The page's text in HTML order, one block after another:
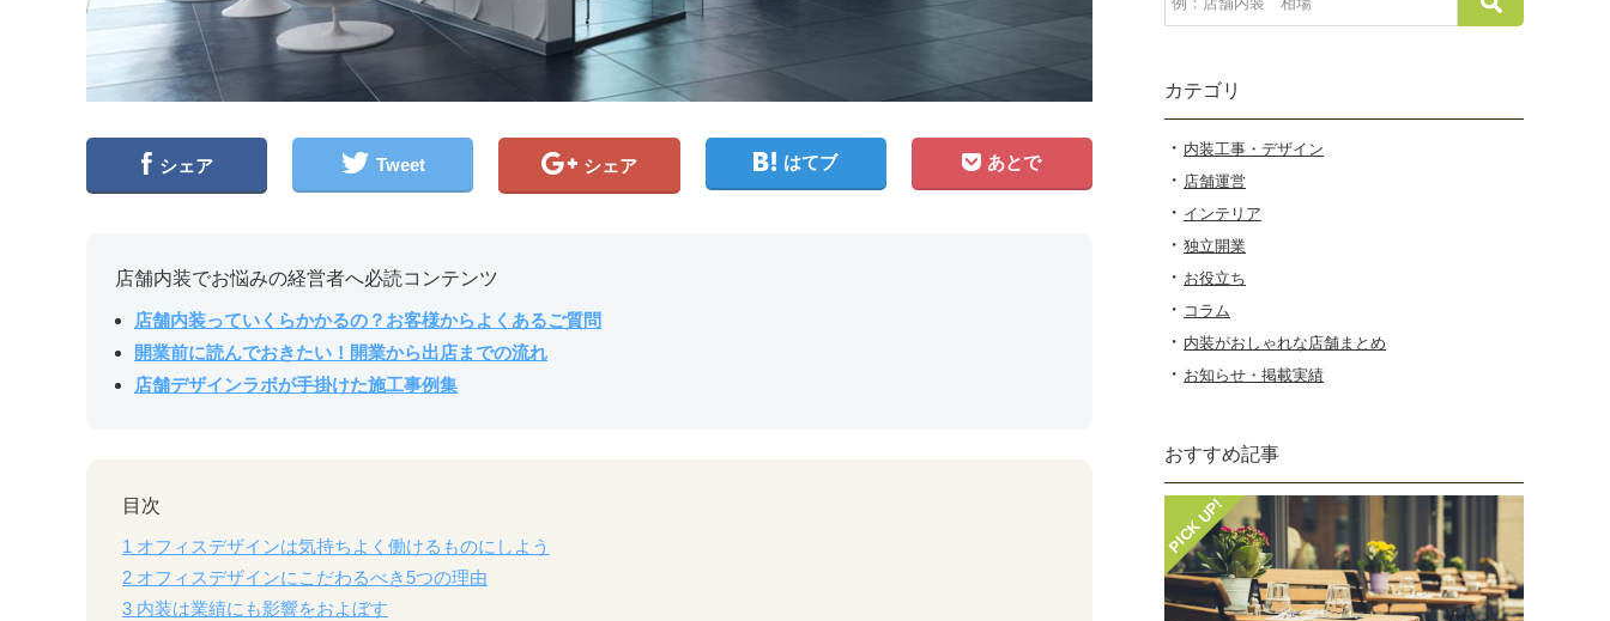
シェア Tweet シェア はてブ あとで
店舗内装でお悩みの経営者へ必読コンテンツ
店舗内装っていくらかかるの？お客様からよくあるご質問
開業前に読んでおきたい！開業から出店までの流れ
店舗デザインラボが手掛けた施工事例集
目次
1 オフィスデザインは気持ちよく働けるものにしよう
2 オフィスデザインにこだわるべき5つの理由
3 内装は業績にも影響をおよぼす
カテゴリ
内装工事・デザイン
店舗運営
インテリア
独立開業
お役立ち
コラム
内装がおしゃれな店舗まとめ
お知らせ・掲載実績
おすすめ記事